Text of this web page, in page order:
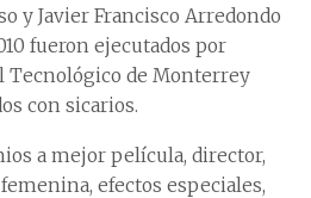
y Javier Francisco Arredondo
fueron ejecutados por
de Monterrey
con sicarios.
a mejor película, director,
efectos especiales,